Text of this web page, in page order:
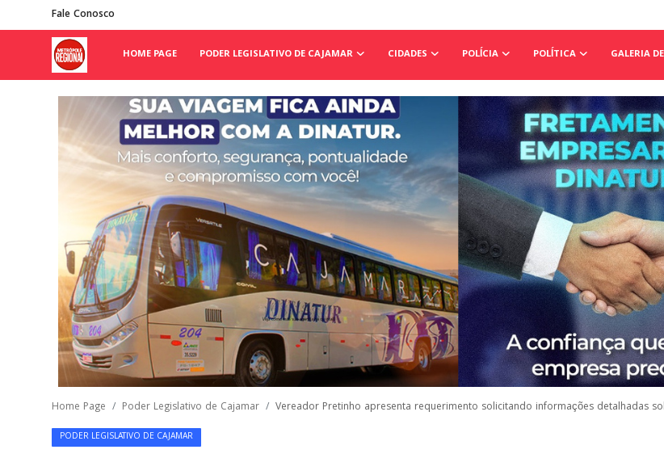
Fale Conosco
HOME PAGE PODER LEGISLATIVO DE CAJAMAR CIDADES POLÍCIA POLÍTICA GALERIA
Poder Legislativo de Cajamar
Galeria de Fotos
Home Page Poder Legislativo de Cajamar Vereador Pretinho apresenta requerimento solicitando informações detalhadas
PODER LEGISLATIVO DE CAJAMAR